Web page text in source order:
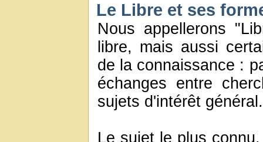
Le Libre et ses
Nous appellerons
libre, mais aussi
de la connaissance :
échanges entre
sujets d'intérêt
Le sujet le plus